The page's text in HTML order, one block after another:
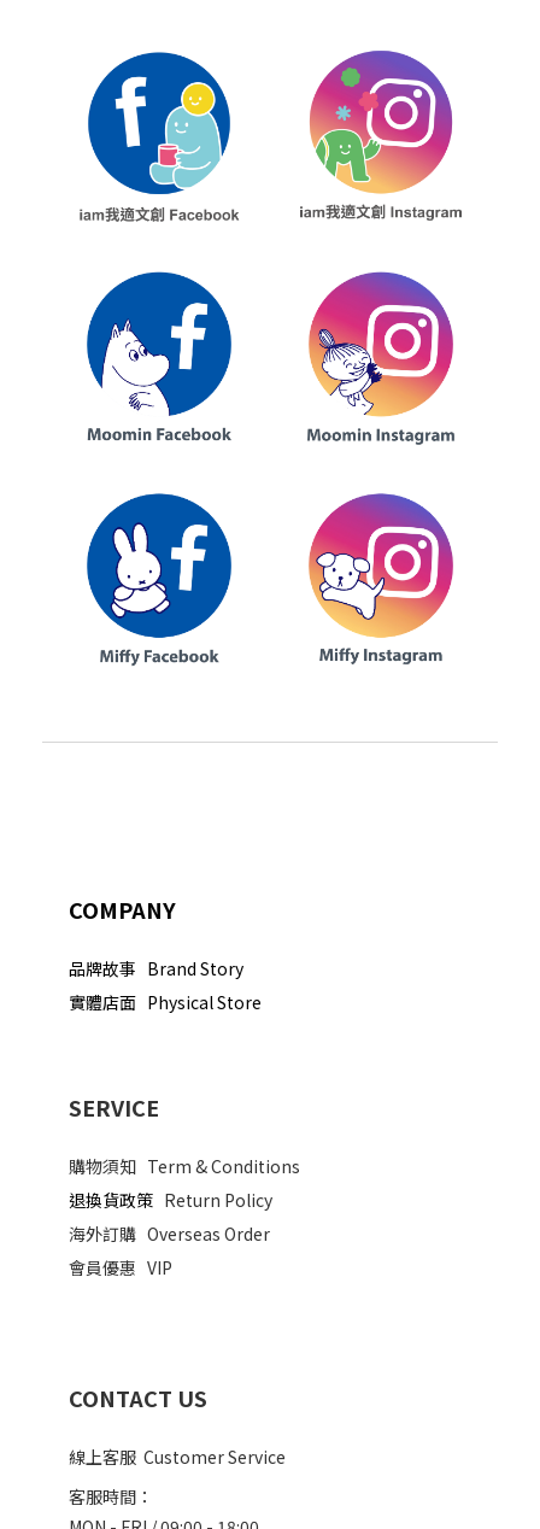
COMPANY
品牌故事 Brand Story
實體店面 Physical Store
SERVICE
購物須知 Term & Conditions
退換貨政策 Return Policy
海外訂購 Overseas Order
會員優惠 VIP
CONTACT US
線上客服 Customer Service
客服時間：